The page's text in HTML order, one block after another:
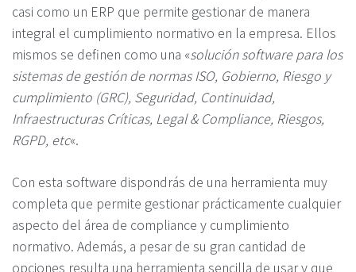
casi como un ERP que permite gestionar de manera
integral el cumplimiento normativo en la empresa. Ellos
mismos se definen como una «solución software para los
sistemas de gestión de normas ISO, Gobierno, Riesgo y
cumplimiento (GRC), Seguridad, Continuidad,
Infraestructuras Críticas, Legal & Compliance, Riesgos,
RGPD, etc«.
Con esta software dispondrás de una herramienta muy
completa que permite gestionar prácticamente cualquier
aspecto del área de compliance y cumplimiento
normativo. Además, a pesar de su gran cantidad de
opciones resulta una herramienta sencilla de usar y que